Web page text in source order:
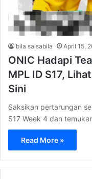
bila salsabila April 15,
ONIC Hadapi
MPL ID S17,
Sini
Saksikan pertarungan
S17 Week 4 dan
Read More »